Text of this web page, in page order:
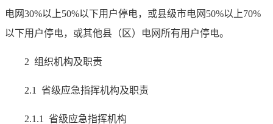
电网30%以上50%以下用户停电，或县级市电网50%以上70%
以下用户停电，或其他县（区）电网所有用户停电。
2 组织机构及职责
2.1 省级应急指挥机构及职责
2.1.1 省级应急指挥机构